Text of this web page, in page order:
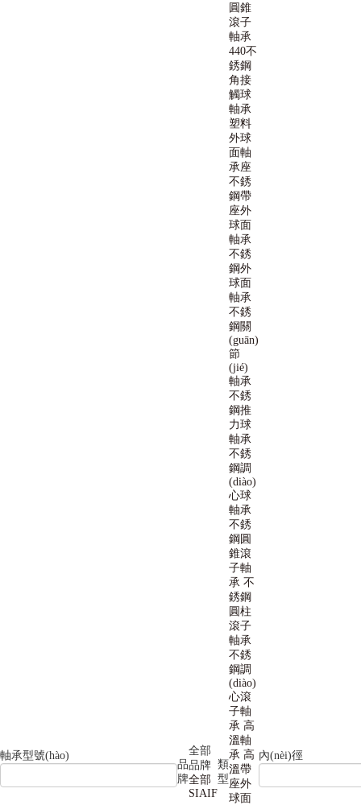
軸承型號(hào)
品
牌
全部
品牌
全部
SIAIF
類
型
圓錐
滾子
軸承
440不
銹鋼
角接
觸球
軸承
塑料
外球
面軸
承座
不銹
鋼帶
座外
球面
軸承
不銹
鋼外
球面
軸承
不銹
鋼關
(guān)
節
(jié)
軸承
不銹
鋼推
力球
軸承
不銹
鋼調
(diào)
心球
軸承
不銹
鋼圓
錐滾
子軸
承 不
銹鋼
圓柱
滾子
軸承
不銹
鋼調
(diào)
心滾
子軸
承 高
溫軸
承 高
溫帶
座外
球面
內(nèi)徑